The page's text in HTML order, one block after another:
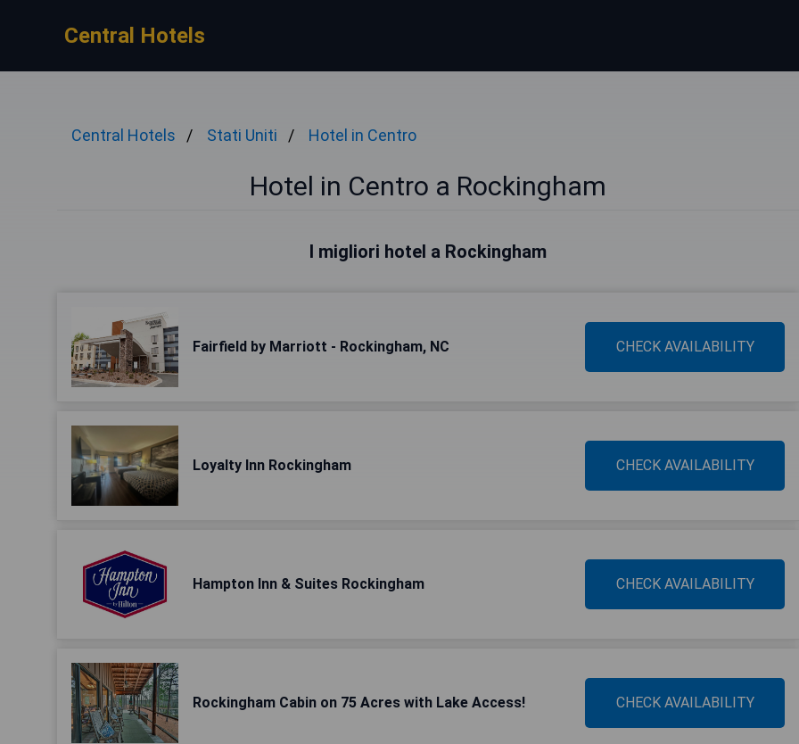
Central Hotels
Central Hotels Stati Uniti Hotel in Centro
Hotel in Centro a Rockingham
I migliori hotel a Rockingham
Fairfield by Marriott - Rockingham, NC CHECK AVAILABILITY
Loyalty Inn Rockingham CHECK AVAILABILITY
Hampton Inn & Suites Rockingham CHECK AVAILABILITY
Rockingham Cabin on 75 Acres with Lake Access! CHECK AVAILABILITY